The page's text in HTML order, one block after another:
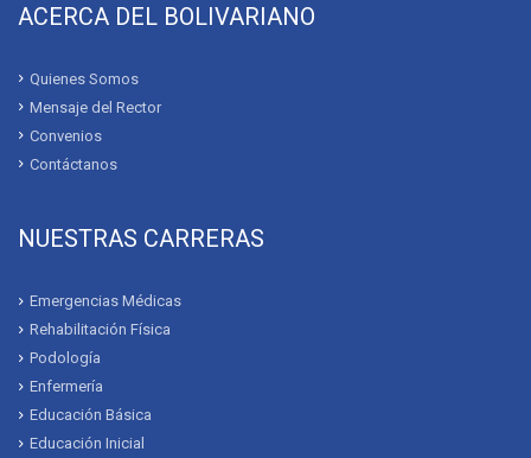
ACERCA DEL BOLIVARIANO
Quienes Somos
Mensaje del Rector
Convenios
Contáctanos
NUESTRAS CARRERAS
Emergencias Médicas
Rehabilitación Física
Podología
Enfermería
Educación Básica
Educación Inicial